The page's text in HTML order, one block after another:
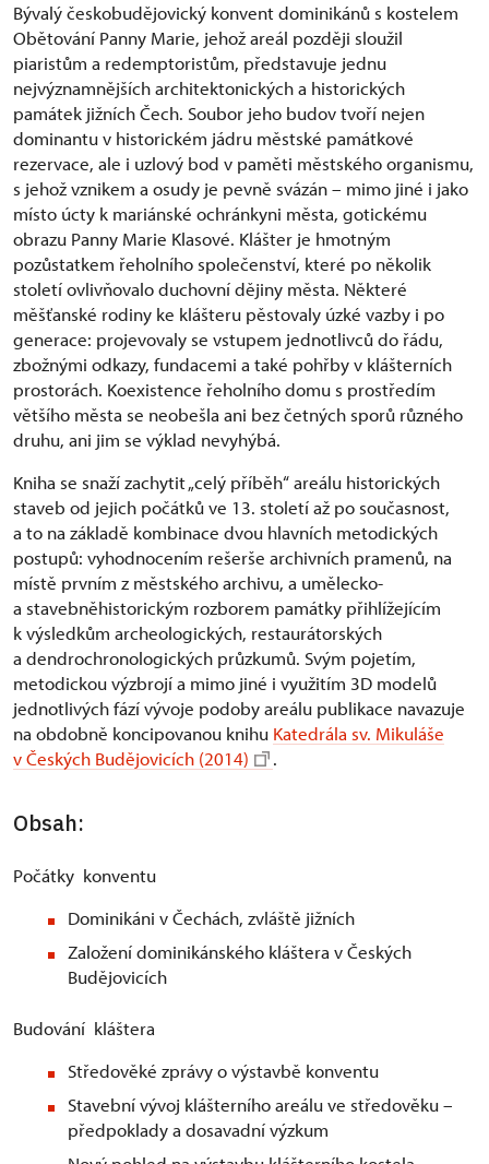
Bývalý českobudějovický konvent dominikánů s kostelem
Obětování Panny Marie, jehož areál později sloužil
piaristům a redemptoristům, představuje jednu
nejvýznamnějších architektonických a historických
památek jižních Čech. Soubor jeho budov tvoří nejen
dominantu v historickém jádru městské památkové
rezervace, ale i uzlový bod v paměti městského organismu,
s jehož vznikem a osudy je pevně svázán – mimo jiné i jako
místo úcty k mariánské ochránkyni města, gotickému
obrazu Panny Marie Klasové. Klášter je hmotným
pozůstatkem řeholního společenství, které po několik
století ovlivňovalo duchovní dějiny města. Některé
měšťanské rodiny ke klášteru pěstovaly úzké vazby i po
generace: projevovaly se vstupem jednotlivců do řádu,
zbožnými odkazy, fundacemi a také pohřby v klášterních
prostorách. Koexistence řeholního domu s prostředím
většího města se neobešla ani bez četných sporů různého
druhu, ani jim se výklad nevyhýbá.
Kniha se snaží zachytit „celý příběh“ areálu historických
staveb od jejich počátků ve 13. století až po současnost,
a to na základě kombinace dvou hlavních metodických
postupů: vyhodnocením rešerše archivních pramenů, na
místě prvním z městského archivu, a umělecko-
a stavebněhistorickým rozborem památky přihlížejícím
k výsledkům archeologických, restaurátorských
a dendrochronologických průzkumů. Svým pojetím,
metodickou výzbrojí a mimo jiné i využitím 3D modelů
jednotlivých fází vývoje podoby areálu publikace navazuje
na obdobně koncipovanou knihu Katedrála sv. Mikuláše
v Českých Budějovicích (2014)
.
Obsah:
Počátky konventu
Dominikáni v Čechách, zvláště jižních
Založení dominikánského kláštera v Českých
Budějovicích
Budování kláštera
Středověké zprávy o výstavbě konventu
Stavební vývoj klášterního areálu ve středověku –
předpoklady a dosavadní výzkum